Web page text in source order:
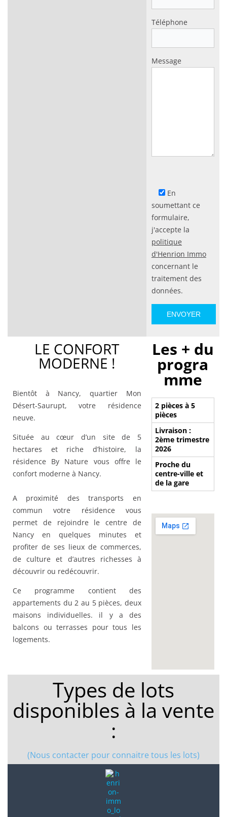
Téléphone
Message
En
soumettant ce
formulaire,
j'accepte la
politique
d'Henrion Immo
concernant le
traitement des
données.
LE CONFORT
MODERNE !
Bientôt à Nancy, quartier Mon
Désert-Saurupt, votre résidence
neuve.
Située au cœur d’un site de 5
hectares et riche d’histoire, la
résidence By Nature vous offre le
confort moderne à Nancy.
A proximité des transports en
commun votre résidence vous
permet de rejoindre le centre de
Nancy en quelques minutes et
profiter de ses lieux de commerces,
de culture et d’autres richesses à
découvrir ou redécouvrir.
Ce programme contient des
appartements du 2 au 5 pièces, deux
maisons individuelles. il y a des
balcons ou terrasses pour tous les
logements.
Les + du
progra
mme
2 pièces à 5
pièces
Livraison :
2ème trimestre
2026
Proche du
centre-ville et
de la gare
Types de lots
disponibles à la vente
:
(Nous contacter pour connaitre tous les lots)